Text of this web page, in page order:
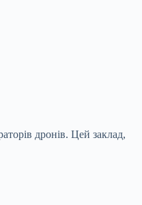
дронів. Цей заклад,